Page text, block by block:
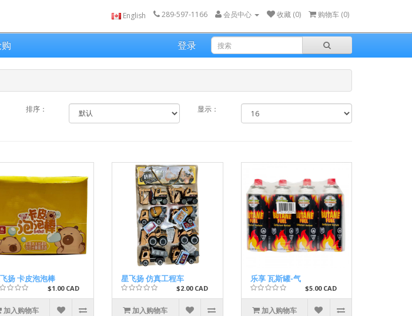
289-597-1166 会员中心 收藏 (0) 购物车 (0)
English
登录
排序： 显示：
扬 卡皮泡泡棒
$1.00 CAD
加入购物车
星飞扬 仿真工程车
$2.00 CAD
加入购物车
乐享 瓦斯罐-气
$5.00 CAD
加入购物车